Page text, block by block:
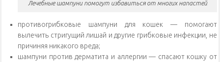
Лечебные шампуни помогут избавиться от многих напастей
противогрибковые шампуни для кошек — помогают
вылечить стригущий лишай и другие грибковые инфекции, не
причиняя никакого вреда;
шампуни против дерматита и аллергии — спасают кошку от